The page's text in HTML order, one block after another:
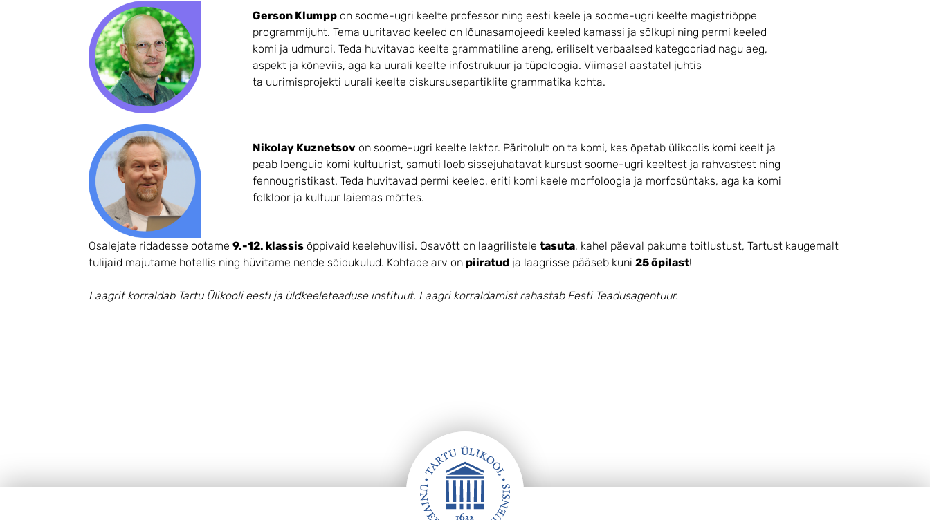
Gerson Klumpp on soome-ugri keelte professor ning eesti keele ja soome-ugri keelte magistriõppe
programmijuht. Tema uuritavad keeled on lõunasamojeedi keeled kamassi ja sölkupi ning permi keeled
komi ja udmurdi. Teda huvitavad keelte grammatiline areng, eriliselt verbaalsed kategooriad nagu aeg,
aspekt ja kõneviis, aga ka uurali keelte infostrukuur ja tüpoloogia. Viimasel aastatel juhtis
ta uurimisprojekti uurali keelte diskursusepartiklite grammatika kohta.
Nikolay Kuznetsov on soome-ugri keelte lektor. Päritolult on ta komi, kes õpetab ülikoolis komi keelt ja
peab loenguid komi kultuurist, samuti loeb sissejuhatavat kursust soome-ugri keeltest ja rahvastest ning
fennougristikast. Teda huvitavad permi keeled, eriti komi keele morfoloogia ja morfosüntaks, aga ka komi
folkloor ja kultuur laiemas mõttes.
Osalejate ridadesse ootame 9.-12. klassis õppivaid keelehuvilisi. Osavõtt on laagrilistele tasuta, kahel päeval pakume toitlustust, Tartust kaugemalt
tulijaid majutame hotellis ning hüvitame nende sõidukulud. Kohtade arv on piiratud ja laagrisse pääseb kuni 25 õpilast!
Laagrit korraldab Tartu Ülikooli eesti ja üldkeeleteaduse instituut. Laagri korraldamist rahastab Eesti Teadusagentuur.